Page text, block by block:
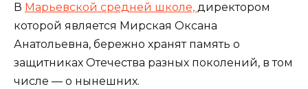
В Марьевской средней школе, директором
которой является Мирская Оксана
Анатольевна, бережно хранят память о
защитниках Отечества разных поколений, в том
числе — о нынешних.